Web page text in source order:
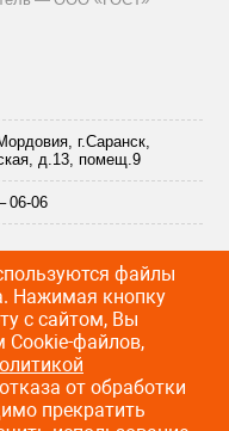
г.Саранск,
д.13, помещ.9
06-06
права защищены
файлы
Нажимая кнопку
с сайтом, Вы
Cookie-файлов,
от обработки
прекратить